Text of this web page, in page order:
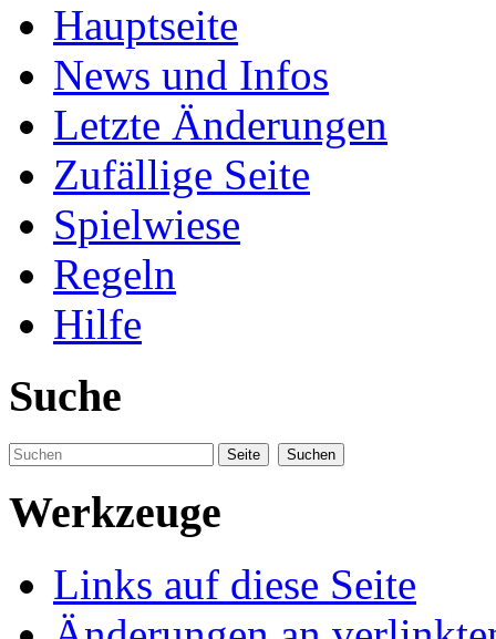
Hauptseite
News und Infos
Letzte Änderungen
Zufällige Seite
Spielwiese
Regeln
Hilfe
Suche
Werkzeuge
Links auf diese Seite